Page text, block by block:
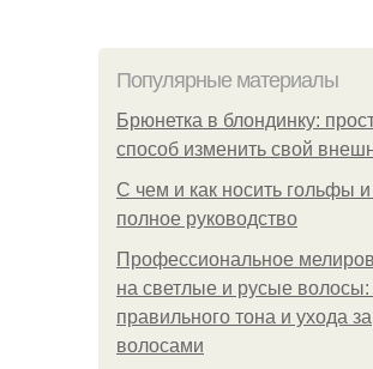
Популярные материалы
Брюнетка в блондинку:
способ изменить свой
С чем и как носить гольфы и
полное руководство
Профессиональное
на светлые и русые
правильного тона и ухода за
волосами